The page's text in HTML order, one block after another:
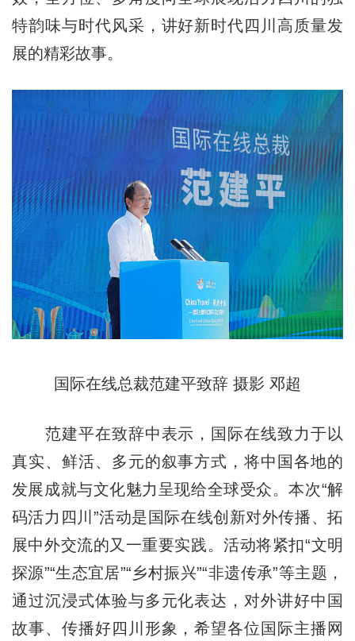
特韵味与时代风采，讲好新时代四川高质量发
展的精彩故事。
国际在线总裁范建平致辞 摄影 邓超
范建平在致辞中表示，国际在线致力于以
真实、鲜活、多元的叙事方式，将中国各地的
发展成就与文化魅力呈现给全球受众。本次“解
码活力四川”活动是国际在线创新对外传播、拓
展中外交流的又一重要实践。活动将紧扣“文明
探源”“生态宜居”“乡村振兴”“非遗传承”等主题，
通过沉浸式体验与多元化表达，对外讲好中国
故事、传播好四川形象，希望各位国际主播网